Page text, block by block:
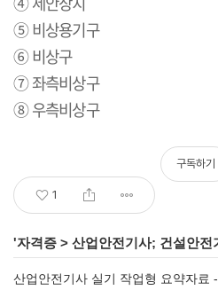
⑤ 비상용기구
⑥ 비상구
⑦ 좌측비상구
⑧ 우측비상구
1
구독하기
'자격증 > 산업안전기사; 건설안전
산업안전기사 실기 작업형 요약자료